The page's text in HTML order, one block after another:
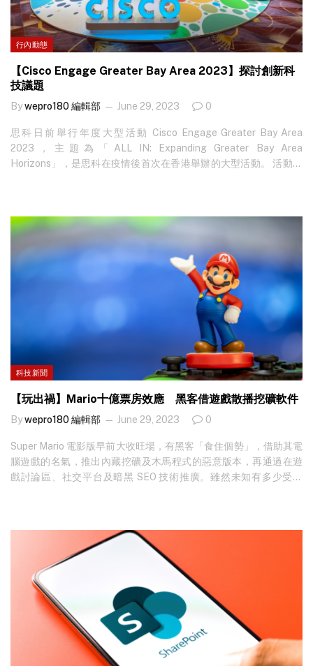
行內動態
【Cisco Engage Greater Bay Area 2023】探討創新科
技議題
Bywepro180 編輯部 June 29, 2023 0
思科日前舉行年度大型活動 Cisco Engage Greater Bay Area
2023，主題為「ALL IN: Expanding Greater Bay Area
Horizons」，是思科在疫情後首次在香港舉辦的大型活動。 活動雲
漸復蘇，且有望迅速增長，對有志於大灣區及海外發展的企業來說
機遇巨大。 對於未來，思科會繼續推動增長策略，專注於軟件、經
常性收入業務、服務套件等主要業務，實現持續轉型。
科技新聞
【玩出禍】Mario十億票房效應 黑客借遊戲散播挖礦軟件
Bywepro180 編輯部 June 29, 2023 0
Super Mario 電影版早前大收旺場，有黑客「食住個勢」，借助其電
腦遊戲的名氣，推出內藏挖礦及木馬程式的惡意版本，再通過在遊
戲討論區、社交平台及暗黑 SEO 技術推廣。雖然未知有多少受害
推出電影《The Super Mario Bros. Movie》，短短兩個多月全球票
房已突破十億美元，雖然影評毁譽參半，有人指劇情欠奉，而遊戲
迷則大讚畫面重現遊戲各種元素。不過有十億美元票房在手，始終
有一定影響力，因此全球各地都掀起 Mario 旋風，就連舊作的下載
量都大升。…